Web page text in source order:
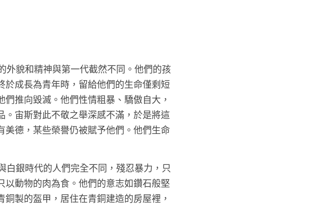
貌和精神與第一代截然不同。他們的孩
成長為青年時，留給他們的生命僅剩短
推向毀滅。他們性情粗暴、驕傲自大，
宙斯對此不敬之舉深感不滿，於是將這
德，某些榮譽仍被賦予他們。他們生命
銀時代的人們完全不同，殘忍暴力，只
動物的肉為食。他們的意志如鑽石般堅
製的盔甲，居住在青銅建造的房屋裡，